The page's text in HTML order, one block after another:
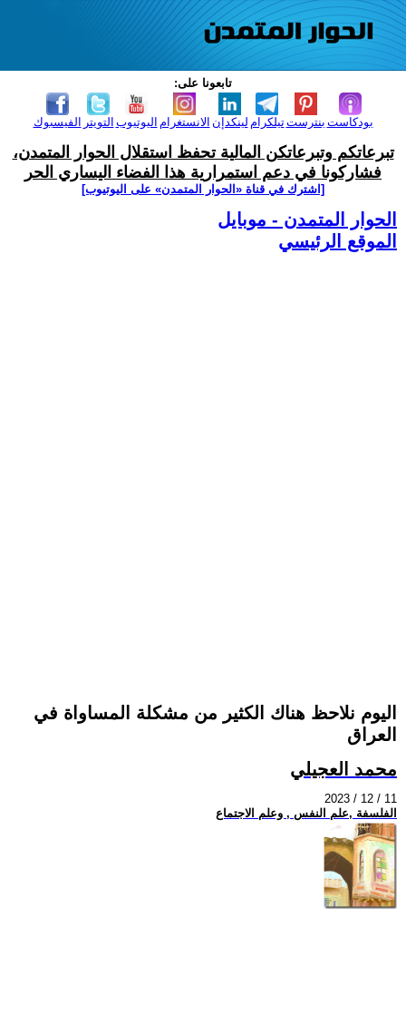
تابعونا على:
الفيسبوك التويتر اليوتيوب الانستغرام لينكدإن تيلكرامبنترست بودكاست
تبرعاتكم وتبرعاتكن المالية تحفظ استقلال الحوار المتمدن،
فشاركونا في دعم استمرارية هذا الفضاء اليساري الحر
[اشترك في قناة ‫«الحوار المتمدن» على اليوتيوب]
الحوار المتمدن - موبايل
الموقع الرئيسي
اليوم نلاحظ هناك الكثير من مشكلة المساواة في
العراق
محمد العجيلي
2023 / 12 / 11
الفلسفة ,علم النفس , وعلم الاجتماع